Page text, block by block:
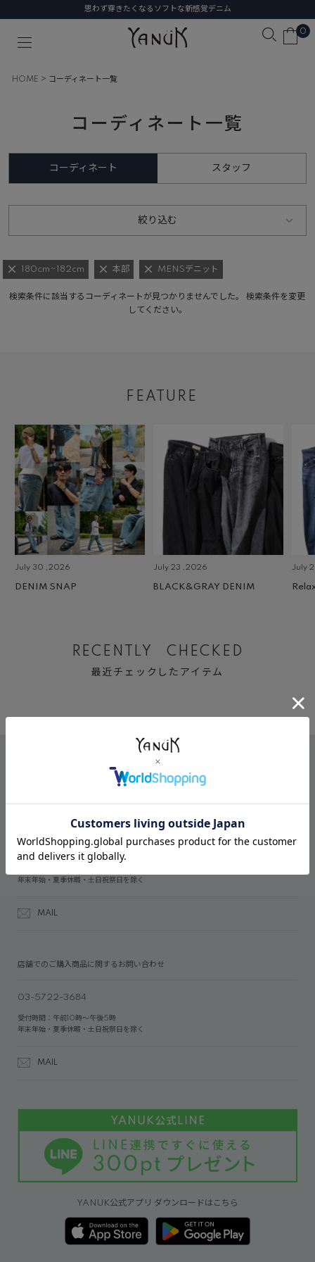
思わず穿きたくなるソフトな新感覚デニム
0
HOME コーディネート一覧
コーディネート一覧
コーディネート スタッフ
絞り込む
180cm~182cm 本部 MENSデニット
検索条件に該当するコーディネートが見つかりませんでした。 検索条件を変更
してください。
FEATURE
July 30 ,2026
DENIM SNAP
July 23 ,2026
BLACK&GRAY DENIM
July 2
Relax
RECENTLY CHECKED
最近チェックしたアイテム
03-6809-2611
年末年始・夏季休暇・土日祝祭日を除く
MAIL
店舗でのご購入商品に関するお問い合わせ
03-5722-3684
受付時間：午前10時～午後5時
年末年始・夏季休暇・土日祝祭日を除く
MAIL
YANUK公式アプリ ダウンロードはこちら